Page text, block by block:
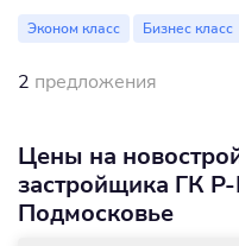
Эконом класс Бизнес класс
2 предложения
Цены на
застройщика ГК
Подмосковье